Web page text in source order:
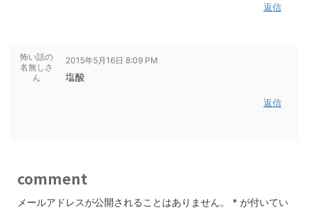
返信
怖い話の
名無しさ
ん
2015年5月16日 8:09 PM
塩酸
返信
comment
メールアドレスが公開されることはありません。 * が付いてい